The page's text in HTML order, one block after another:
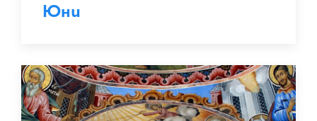
Юни